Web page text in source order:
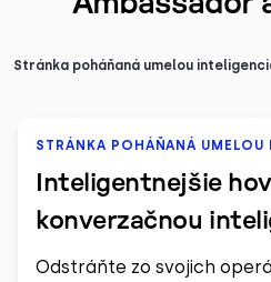
Stránka poháňaná umelou
STRÁNKA POHÁŇANÁ
Inteligentnejšie
konverzačnou
Odstráňte zo svojich